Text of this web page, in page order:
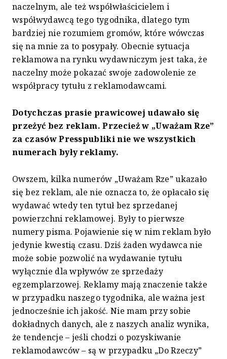
naczelnym, ale też współwłaścicielem i
współwydawcą tego tygodnika, dlatego tym
bardziej nie rozumiem gromów, które wówczas
się na mnie za to posypały. Obecnie sytuacja
reklamowa na rynku wydawniczym jest taka, że
naczelny może pokazać swoje zadowolenie ze
współpracy tytułu z reklamodawcami.
Dotychczas prasie prawicowej udawało się
przeżyć bez reklam. Przecież w „Uważam Rze”
za czasów Presspubliki nie we wszystkich
numerach były reklamy.
Owszem, kilka numerów „Uważam Rze” ukazało
się bez reklam, ale nie oznacza to, że opłacało się
wydawać wtedy ten tytuł bez sprzedanej
powierzchni reklamowej. Były to pierwsze
numery pisma. Pojawienie się w nim reklam było
jedynie kwestią czasu. Dziś żaden wydawca nie
może sobie pozwolić na wydawanie tytułu
wyłącznie dla wpływów ze sprzedaży
egzemplarzowej. Reklamy mają znaczenie także
w przypadku naszego tygodnika, ale ważna jest
jednocześnie ich jakość. Nie mam przy sobie
dokładnych danych, ale z naszych analiz wynika,
że tendencje – jeśli chodzi o pozyskiwanie
reklamodawców – są w przypadku „Do Rzeczy”